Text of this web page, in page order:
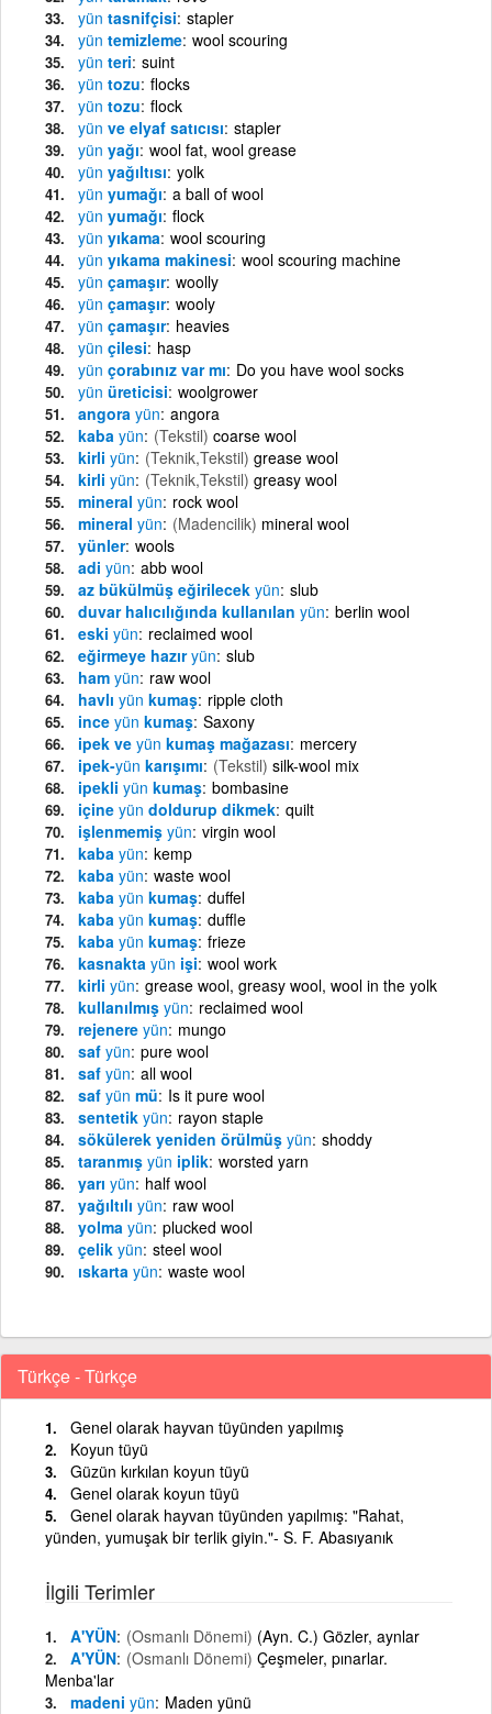
yün tasnifçisi stapler
yün temizleme wool scouring
yün teri suint
yün tozu flocks
yün tozu flock
yün ve elyaf satıcısı stapler
yün yağı wool fat, wool grease
yün yağıltısı yolk
yün yumağı a ball of wool
yün yumağı flock
yün yıkama wool scouring
yün yıkama makinesi wool scouring machine
yün çamaşır woolly
yün çamaşır wooly
yün çamaşır heavies
yün çilesi hasp
yün çorabınız var mı Do you have wool socks
yün üreticisi woolgrower
angora yün angora
kaba yün (Tekstil) coarse wool
kirli yün (Teknik,Tekstil) grease wool
kirli yün (Teknik,Tekstil) greasy wool
mineral yün rock wool
mineral yün (Madencilik) mineral wool
yünler wools
adi yün abb wool
az bükülmüş eğirilecek yün slub
duvar halıcılığında kullanılan yün berlin wool
eski yün reclaimed wool
eğirmeye hazıryün slub
ham yün raw wool
havlı yün kumaş ripple cloth
ince yün kumaş Saxony
ipek ve yün kumaş mağazası mercery
ipek-yün karışımı (Tekstil) silk-wool mix
ipekli yün kumaş bombasine
içine yün doldurup dikmek quilt
işlenmemiş yün virgin wool
kaba yün kemp
kaba yün waste wool
kaba yün kumaş duffel
kaba yün kumaş duffle
kaba yün kumaş frieze
kasnakta yün işi wool work
kirli yün grease wool, greasy wool, wool in the yolk
kullanılmış yün reclaimed wool
rejenere yün mungo
saf yün pure wool
saf yün all wool
saf yün mü Is it pure wool
sentetik yün rayon staple
sökülerek yeniden örülmüş yün shoddy
taranmış yün iplik worsted yarn
yarı yün half wool
yağıltılı yün raw wool
yolma yün plucked wool
çelik yün steel wool
ıskarta yün waste wool
Türkçe - Türkçe
Genel olarak hayvan tüyünden yapılmış
Koyun tüyü
Güzün kırkılan koyun tüyü
Genel olarak koyun tüyü
Genel olarak hayvan tüyünden yapılmış: "Rahat,
yünden, yumuşak bir terlik giyin."- S. F. Abasıyanık
İlgili Terimler
A'YÜN (Osmanlı Dönemi) (Ayn. C.) Gözler, aynlar
A'YÜN (Osmanlı Dönemi) Çeşmeler, pınarlar.
Menba'lar
madeni yün Maden yünü